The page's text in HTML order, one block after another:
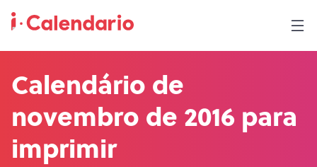
Calendário de
novembro de 2016 para
imprimir